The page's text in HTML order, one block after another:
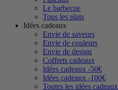
Le barbecue
Tous les plats
Idées cadeaux
Envie de saveurs
Envie de couleurs
Envie de design
Coffrets cadeaux
Idées cadeaux -50€
Idées cadeaux -100€
Toutes les idées cadeaux